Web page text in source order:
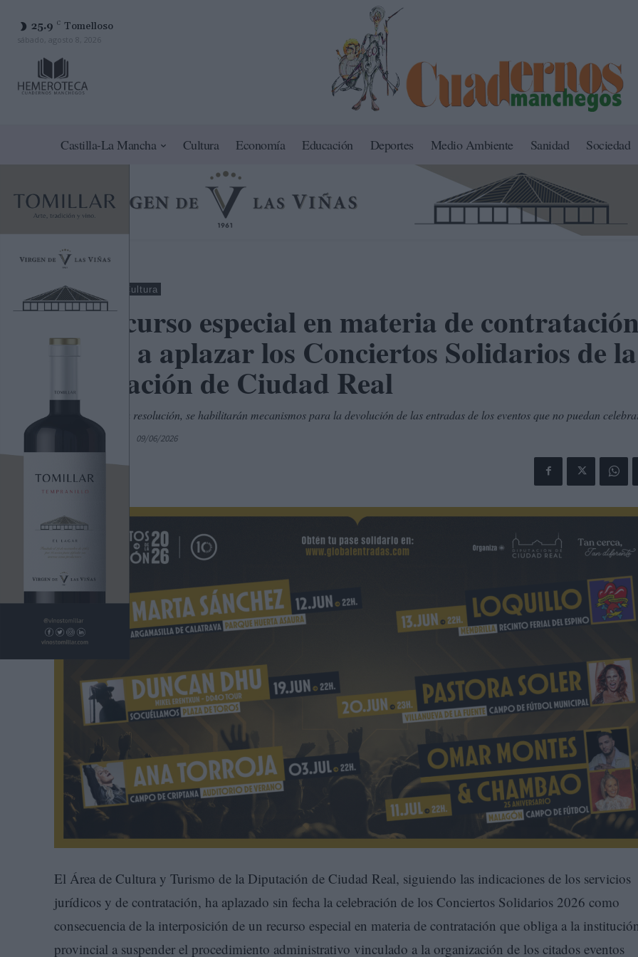
25.9 C Tomelloso
sábado, agosto 8, 2026
Castilla-La Mancha Cultura Economía Educación Deportes Medio Ambiente Sanidad Sociedad
Ciudad Real Cultura
Un recurso especial en materia de
obliga a aplazar los Conciertos Solidarios de la
Diputación de Ciudad Real
A la espera de la resolución, se habilitarán mecanismos para la devolución de las entradas de los eventos que no puedan
09/06/2026
El Área de Cultura y Turismo de la Diputación de Ciudad Real, siguiendo las indicaciones de los servicios
jurídicos y de contratación, ha aplazado sin fecha la celebración de los Conciertos Solidarios 2026 como
consecuencia de la interposición de un recurso especial en materia de contratación que obliga a la
provincial a suspender el procedimiento administrativo vinculado a la organización de los citados eventos